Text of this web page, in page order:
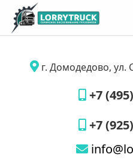
г. Домодедово, ул.
+7
+7